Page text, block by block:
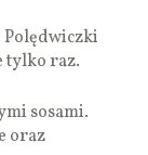
Polędwiczki
tylko raz.
sosami.
oraz